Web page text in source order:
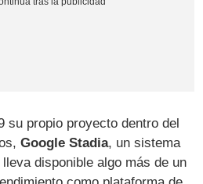
su propio proyecto dentro del
Google Stadia, un sistema
disponible algo más de un